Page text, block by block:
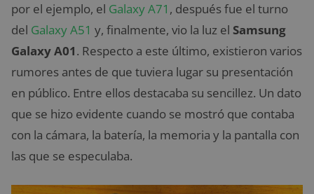
por el ejemplo, el Galaxy A71 , después fue el turno
del Galaxy A51 y, finalmente, vio la luz el Samsung
Galaxy A01. Respecto a este último, existieron varios
rumores antes de que tuviera lugar su presentación
en público. Entre ellos destacaba su sencillez. Un dato
que se hizo evidente cuando se mostró que contaba
con la cámara, la batería, la memoria y la pantalla con
las que se especulaba.